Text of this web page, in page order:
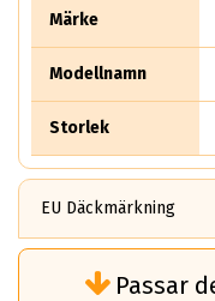
Märke
Modellnamn
Storlek
EU Däckmärkning
Passar